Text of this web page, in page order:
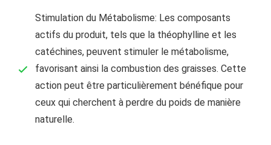
Stimulation du Métabolisme: Les composants
actifs du produit, tels que la théophylline et les
catéchines, peuvent stimuler le métabolisme,
favorisant ainsi la combustion des graisses. Cette
action peut être particulièrement bénéfique pour
ceux qui cherchent à perdre du poids de manière
naturelle.